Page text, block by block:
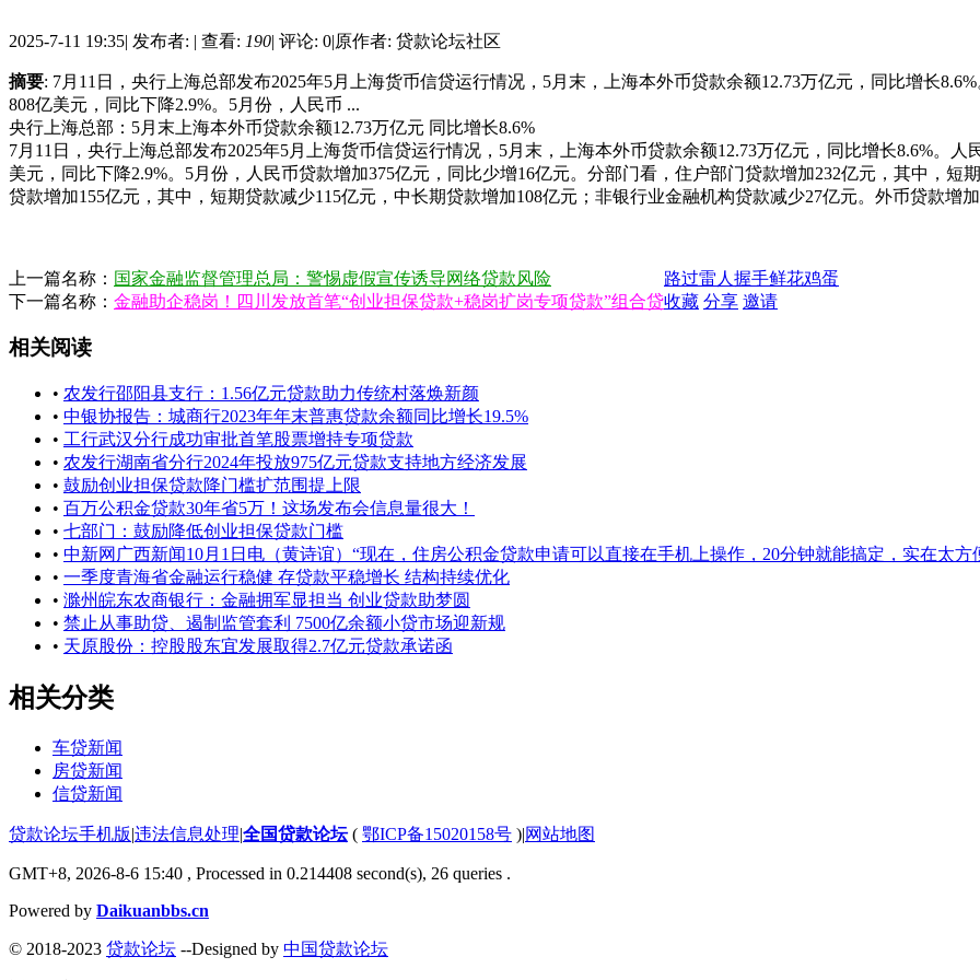
2025-7-11 19:35| 发布者: | 查看: 190| 评论: 0|原作者: 贷款论坛社区
摘要: 7月11日，央行上海总部发布2025年5月上海货币信贷运行情况，5月末，上海本外币贷款余额12.73万亿元，同比增长
808亿美元，同比下降2.9%。5月份，人民币 ...
央行上海总部：5月末上海本外币贷款余额12.73万亿元 同比增长8.6%
7月11日，央行上海总部发布2025年5月上海货币信贷运行情况，5月末，上海本外币贷款余额12.73万亿元，同比增长8.6%。
美元，同比下降2.9%。5月份，人民币贷款增加375亿元，同比少增16亿元。分部门看，住户部门贷款增加232亿元，其中，短
贷款增加155亿元，其中，短期贷款减少115亿元，中长期贷款增加108亿元；非银行业金融机构贷款减少27亿元。外币贷款增
上一篇名称： 国家金融监督管理总局：警惕虚假宣传诱导网络贷款风险
下一篇名称： 金融助企稳岗！四川发放首笔“创业担保贷款+稳岗扩岗专项贷款”组合贷
路过雷人 握手鲜花鸡蛋
收藏 分享 邀请
相关阅读
• 农发行邵阳县支行：1.56亿元贷款助力传统村落焕新颜
• 中银协报告：城商行2023年年末普惠贷款余额同比增长19.5%
• 工行武汉分行成功审批首笔股票增持专项贷款
• 农发行湖南省分行2024年投放975亿元贷款支持地方经济发展
• 鼓励创业担保贷款降门槛扩范围提上限
• 百万公积金贷款30年省5万！这场发布会信息量很大！
• 七部门：鼓励降低创业担保贷款门槛
• 中新网广西新闻10月1日电（黄诗谊）“现在，住房公积金贷款申请可以直接在手机上操作，20分钟就能搞定，实在太方
• 一季度青海省金融运行稳健 存贷款平稳增长 结构持续优化
• 滁州皖东农商银行：金融拥军显担当 创业贷款助梦圆
• 禁止从事助贷、遏制监管套利 7500亿余额小贷市场迎新规
• 天原股份：控股股东宜发展取得2.7亿元贷款承诺函
相关分类
车贷新闻
房贷新闻
信贷新闻
贷款论坛手机版|违法信息处理|全国贷款论坛( 鄂ICP备15020158号 )|网站地图
GMT+8, 2026-8-6 15:40 , Processed in 0.214408 second(s), 26 queries .
Powered by Daikuanbbs.cn
© 2018-2023 贷款论坛 --Designed by 中国贷款论坛